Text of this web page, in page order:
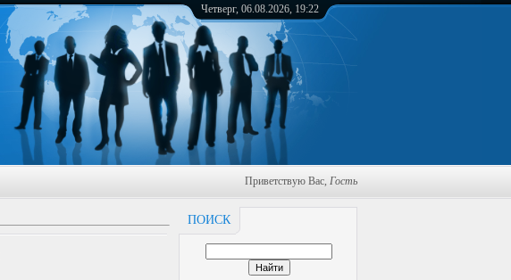
Четверг, 06.08.2026, 19:22
Приветствую Вас, Гость
ПОИСК